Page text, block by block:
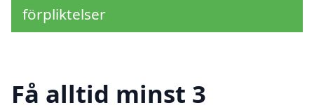
förpliktelser
Få alltid minst 3